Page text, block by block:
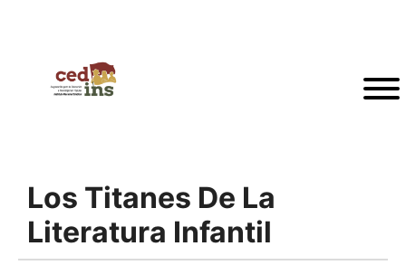
Los Titanes De La
Literatura Infantil